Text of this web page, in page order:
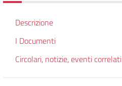
Descrizione
I Documenti
Circolari, notizie, eventi correlati